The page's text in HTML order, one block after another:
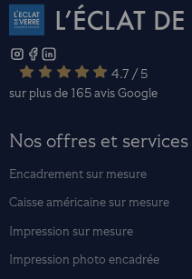
4.7 / 5
sur plus de 165 avisGoogle
Nos offres et services
Encadrement sur mesure
Caisse américaine sur mesure
Impression sur mesure
Impression photo encadrée